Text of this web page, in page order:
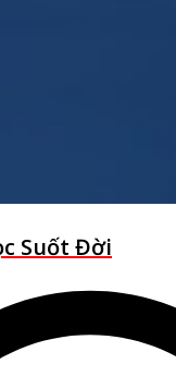
Suốt Đời